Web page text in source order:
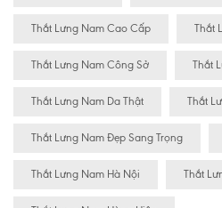
Thắt Lưng Nam Cao Cấp Thắt
Thắt Lưng Nam Công Sở Thắt
Thắt Lưng Nam Da Thật Thắt
Thắt Lưng Nam Đẹp Sang Trọng
Thắt Lưng Nam Hà Nội Thắt